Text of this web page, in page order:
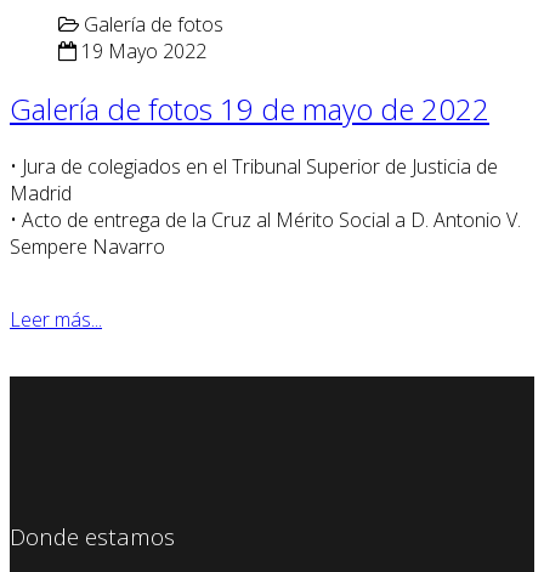
Galería de fotos
19 Mayo 2022
Galería de fotos 19 de mayo de 2022
• Jura de colegiados en el Tribunal Superior de Justicia de
Madrid
• Acto de entrega de la Cruz al Mérito Social a D. Antonio V.
Sempere Navarro
Leer más...
Donde estamos